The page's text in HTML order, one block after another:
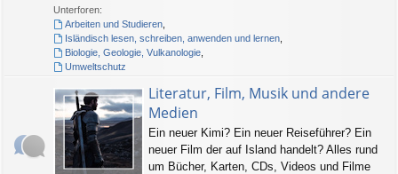
Unterforen:
Arbeiten und Studieren,
Isländisch lesen, schreiben, anwenden und lernen,
Biologie, Geologie, Vulkanologie,
Umweltschutz
Literatur, Film, Musik und andere
Medien
Ein neuer Kimi? Ein neuer Reiseführer? Ein
neuer Film der auf Island handelt? Alles rund
um Bücher, Karten, CDs, Videos und Filme